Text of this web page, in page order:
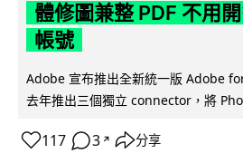
體修圖兼整 PDF 不用
帳號
Adobe 宣布推出全新統一版 Adobe
去年推出三個獨立 connector，將
117 3 ↗ 分享